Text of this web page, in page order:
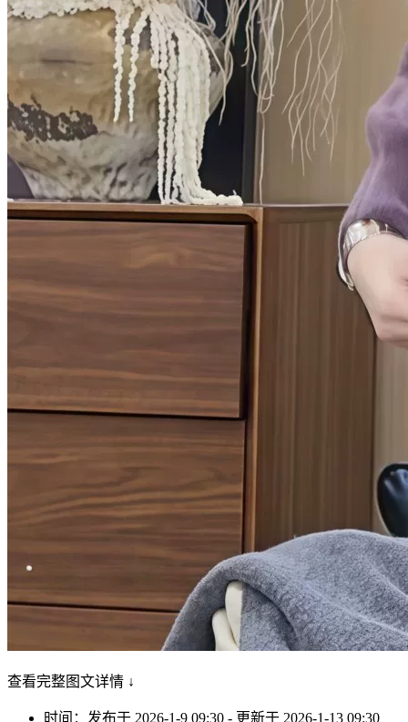
查看完整图文详情 ↓
时间：发布于 2026-1-9 09:30 - 更新于 2026-1-13 09:30